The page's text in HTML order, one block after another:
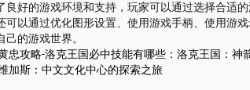
良好的游戏环境和支持，玩家可以通过选择合适
可以通过优化图形设置、使用游戏手柄、使用游
的游戏世界。
忠攻略-洛克王国必中技能有哪些：洛克王国：神
加斯：中文文化中心的探索之旅